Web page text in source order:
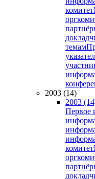
комитет
темам
2003 (14)
2003
Первое
комитет